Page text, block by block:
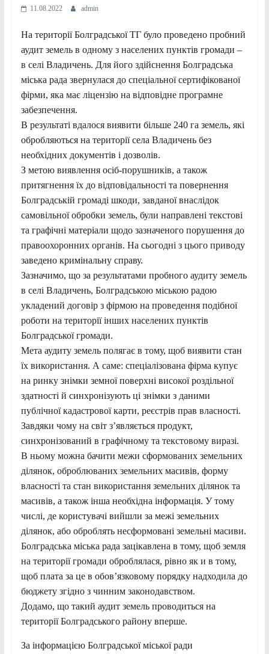
11.08.2022 admin
На території Болградської ТГ було проведено пробний
аудит земель в одному з населених пунктів громади –
в селі Владичень. Для його здійснення Болградська
міська рада звернулася до спеціальної сертифікованої
фірми, яка має ліцензію на відповідне програмне
забезпечення.
В результаті вдалося виявити більше 240 га земель, які
обробляються на території села Владичень без
необхідних документів і дозволів.
З метою виявлення осіб-порушників, а також
притягнення їх до відповідальності та повернення
Болградській громаді шкоди, завданої внаслідок
самовільної обробки земель, були направлені текстові
та графічні матеріали щодо зазначеного порушення до
правоохоронних органів. На сьогодні з цього приводу
заведено кримінальну справу.
Зазначимо, що за результатами пробного аудиту земель
в селі Владичень, Болградською міською радою
укладений договір з фірмою на проведення подібної
роботи на території інших населених пунктів
Болградської громади.
Мета аудиту земель полягає в тому, щоб виявити стан
їх використання. А саме: спеціалізована фірма купує
на ринку знімки земної поверхні високої роздільної
здатності й синхронізують ці знімки з даними
публічної кадастрової карти, реєстрів прав власності.
Завдяки чому на світ з’являється продукт,
синхронізований в графічному та текстовому виразі.
В ньому можна бачити межи сформованих земельних
ділянок, оброблюваних земельних масивів, форму
власності та стан використання земельних ділянок та
масивів, а також інша необхідна інформація. У тому
числі, де користувачі вийшли за межі земельних
ділянок, або оброблять несформовані земельні масиви.
Болградська міська рада зацікавлена в тому, щоб земля
на території громади оброблялася, рівно як и в тому,
щоб плата за це в обов’язковому порядку надходила до
бюджету згідно з чинним законодавством.
Додамо, що такий аудит земель проводиться на
території Болградського району вперше.
За інформацією Болградської міської ради